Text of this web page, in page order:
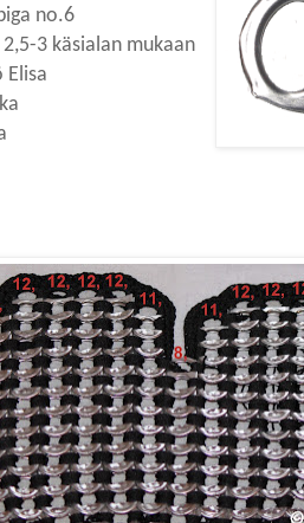
no.6
3 käsialan mukaan
Elisa